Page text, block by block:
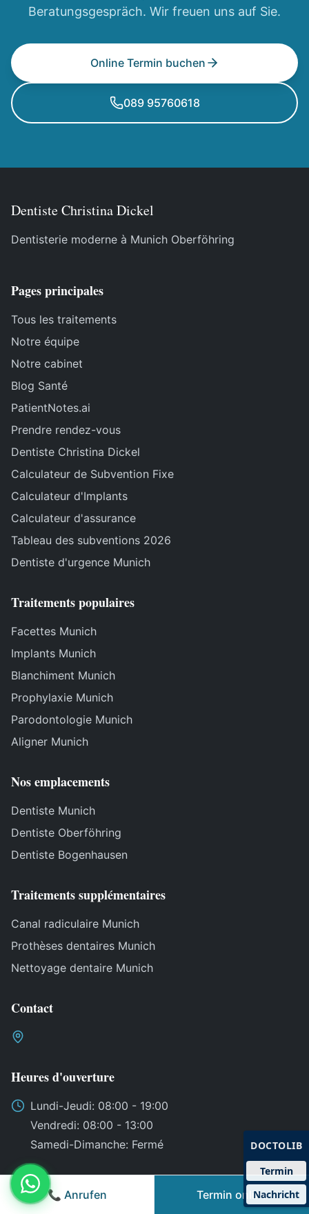
Beratungsgespräch. Wir freuen uns auf Sie.
Online Termin buchen
089 95760618
📞 Anrufen Termin online
Dentiste Christina Dickel
Dentisterie moderne à Munich Oberföhring
Pages principales
Tous les traitements
Notre équipe
Notre cabinet
Blog Santé
PatientNotes.ai
Prendre rendez-vous
Dentiste Christina Dickel
Calculateur de Subvention Fixe
Calculateur d'Implants
Calculateur d'assurance
Tableau des subventions 2026
Dentiste d'urgence Munich
Traitements populaires
Facettes Munich
Implants Munich
Blanchiment Munich
Prophylaxie Munich
Parodontologie Munich
Aligner Munich
Nos emplacements
Dentiste Munich
Dentiste Oberföhring
Dentiste Bogenhausen
Traitements supplémentaires
Canal radiculaire Munich
Prothèses dentaires Munich
Nettoyage dentaire Munich
Contact
Heures d'ouverture
Lundi-Jeudi: 08:00 - 19:00
Vendredi: 08:00 - 13:00
Samedi-Dimanche: Fermé
DOCTOLIB
Termin
Nachricht